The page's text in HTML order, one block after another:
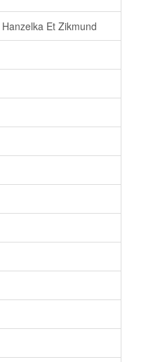
Hanzelka Et Zikmund